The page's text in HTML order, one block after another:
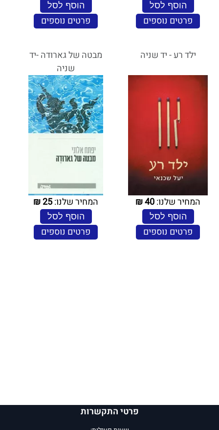
הוסף לסל
פרטים נוספים
הוסף לסל
פרטים נוספים
ילד רע - יד שניה
המחיר שלנו:40
₪
הוסף לסל
פרטים נוספים
מבטה של גארודה -יד
שניה
המחיר שלנו:25
₪
הוסף לסל
פרטים נוספים
פרטי התקשרות